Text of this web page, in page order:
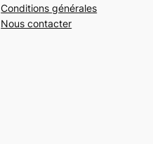
Conditions générales
Nous contacter